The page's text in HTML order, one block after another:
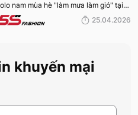
2026
nam mùa hè "làm mưa làm gió" tại
thống 5S Fashion mà bất kỳ quý ông
25.04.2026
khuyến mại